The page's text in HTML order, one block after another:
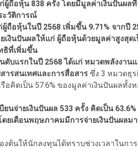
ถือหุ้น 838 ครั้ง โดยมีมูลค่าเงินปันผลที่
ะวัติการณ์
ถือหุ้นในปี 2568 เพิ่มขึ้น 9.71% จากปี
งินปันผลให้แก่ ผู้ถือหุ้นด้วยมูลค่าสูงสุด
ธิที่เพิ่มขึ้น
บแรกในปี 2568 ได้แก่ หมวดพลังงาน
รสนเทศและการสื่อสาร ซึ่ง 3 หมวดธุ
อคิดเป็น 57.6% ของมูลค่าเงินปันผลทั้ง
จ่ายเงินปันผล 533 ครั้ง คิดเป็น
ยเดือนพฤษภาคมมีการจ่ายเงินปันผลม
ต้นให้นักลงทุนได้ทราบช่วงเวลาในกา